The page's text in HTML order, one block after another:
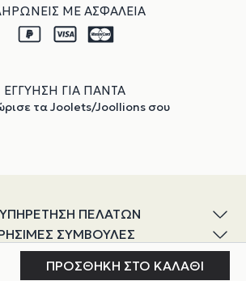
ΜΕ ΑΣΦΑΛΕΙΑ
ΕΓΓΥΗΣΗ ΓΙΑ ΠΑΝΤΑ
τα Joolets/Joollions σου
ΠΕΛΑΤΩΝ
ΣΥΜΒΟΥΛΕΣ
ΕΞΕΡΕΥΝΗΣΗ
ΛΟΓΑΡΙΑΣΜΟΣ ΜΟΥ